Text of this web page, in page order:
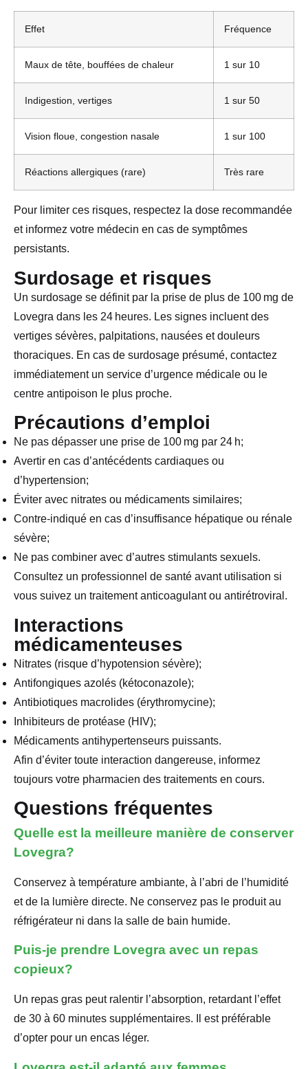
Effet Fréquence
Maux de tête, bouffées de chaleur 1 sur 10
Indigestion, vertiges 1 sur 50
Vision floue, congestion nasale 1 sur 100
Réactions allergiques (rare) Très rare
Pour limiter ces risques, respectez la dose recommandée
et informez votre médecin en cas de symptômes
persistants.
Surdosage et risques
Un surdosage se définit par la prise de plus de 100 mg de
Lovegra dans les 24 heures. Les signes incluent des
vertiges sévères, palpitations, nausées et douleurs
thoraciques. En cas de surdosage présumé, contactez
immédiatement un service d’urgence médicale ou le
centre antipoison le plus proche.
Précautions d’emploi
Ne pas dépasser une prise de 100 mg par 24 h;
Avertir en cas d’antécédents cardiaques ou
d’hypertension;
Éviter avec nitrates ou médicaments similaires;
Contre-indiqué en cas d’insuffisance hépatique ou rénale
sévère;
Ne pas combiner avec d’autres stimulants sexuels.
Consultez un professionnel de santé avant utilisation si
vous suivez un traitement anticoagulant ou antirétroviral.
Interactions
médicamenteuses
Nitrates (risque d’hypotension sévère);
Antifongiques azolés (kétoconazole);
Antibiotiques macrolides (érythromycine);
Inhibiteurs de protéase (HIV);
Médicaments antihypertenseurs puissants.
Afin d’éviter toute interaction dangereuse, informez
toujours votre pharmacien des traitements en cours.
Questions fréquentes
Quelle est la meilleure manière de conserver
Lovegra?
Conservez à température ambiante, à l’abri de l’humidité
et de la lumière directe. Ne conservez pas le produit au
réfrigérateur ni dans la salle de bain humide.
Puis-je prendre Lovegra avec un repas
copieux?
Un repas gras peut ralentir l’absorption, retardant l’effet
de 30 à 60 minutes supplémentaires. Il est préférable
d’opter pour un encas léger.